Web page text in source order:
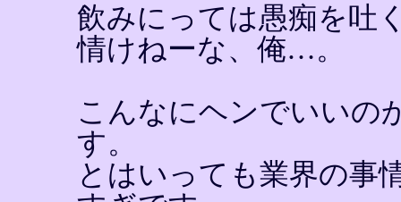
飲みにっては愚痴を吐
情けねーな、俺…。
こんなにヘンでいいの
す。
とはいっても業界の事